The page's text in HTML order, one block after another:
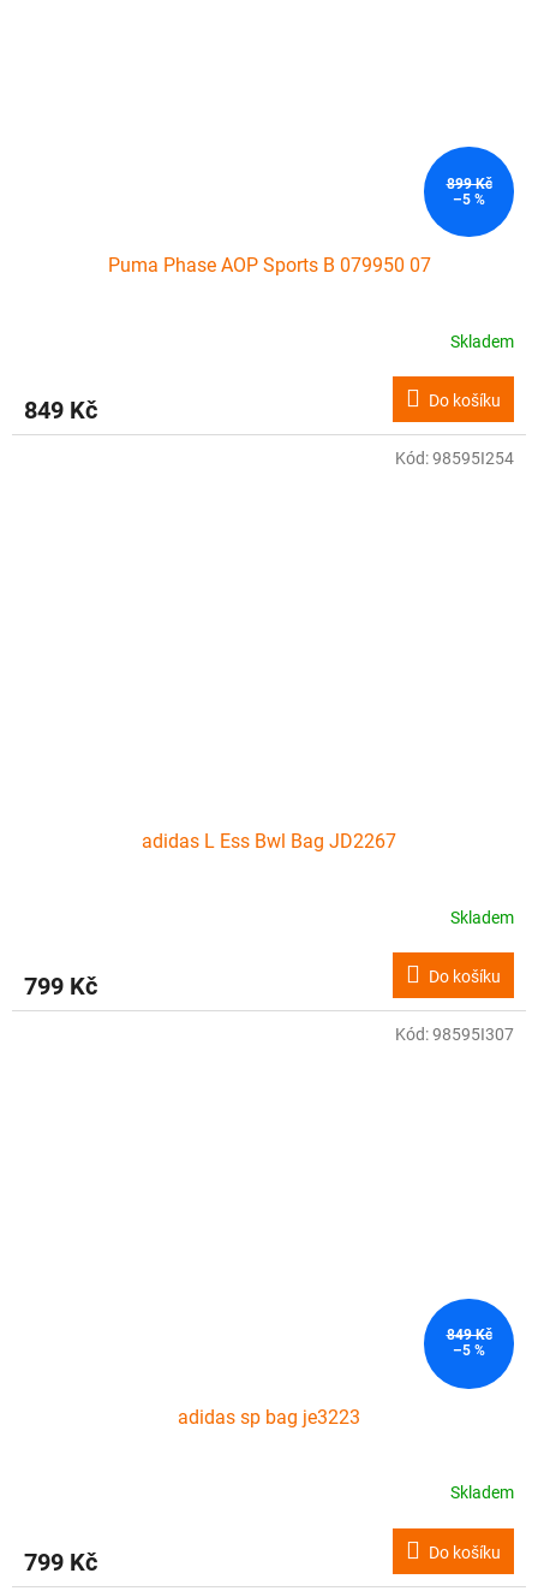
899 Kč
–5 %
Puma Phase AOP Sports B 079950 07
Skladem
849 Kč Do košíku
adidas L Ess Bwl Bag JD2267
Skladem
799 Kč Do košíku
Kód:98595I254
849 Kč
–5 %
adidas sp bag je3223
Skladem
799 Kč Do košíku
Kód:98595I307